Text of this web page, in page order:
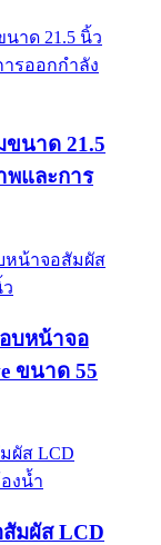
ขนาด 21.5
พและการ
บหน้าจอ
ขนาด 55
มผัส LCD